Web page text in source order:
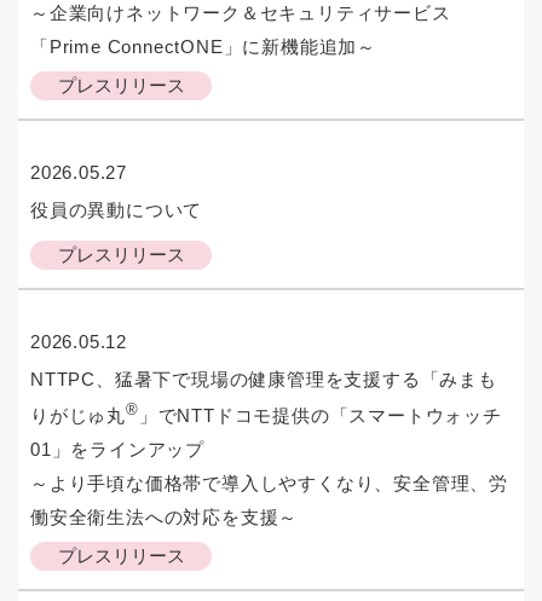
プレスリリース
～企業向けネットワーク＆セキュリティサービス
「Prime ConnectONE」に新機能追加～
2026.05.27
プレスリリース
役員の異動について
2026.05.12
プレスリリース
NTTPC、猛暑下で現場の健康管理を支援する「みまも
りがじゅ丸® 」でNTTドコモ提供の「スマートウォッチ
01」をラインアップ
～より手頃な価格帯で導入しやすくなり、安全管理、労
働安全衛生法への対応を支援～